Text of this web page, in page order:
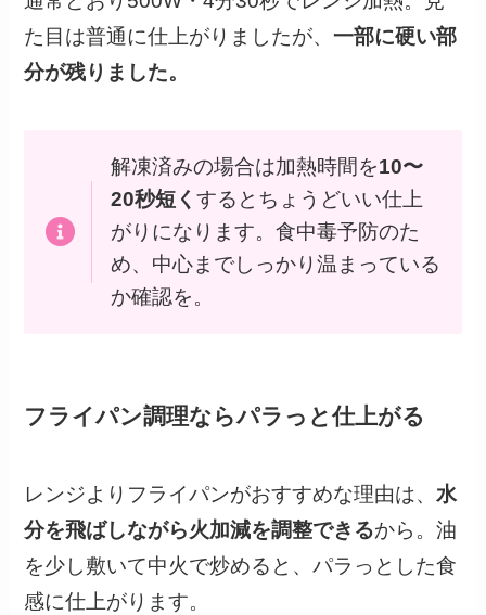
た目は普通に仕上がりましたが、一部に硬い部
分が残りました。
解凍済みの場合は加熱時間を10〜
20秒短くするとちょうどいい仕上
がりになります。食中毒予防のた
め、中心までしっかり温まっている
か確認を。
フライパン調理ならパラっと仕上がる
レンジよりフライパンがおすすめな理由は、水
分を飛ばしながら火加減を調整できるから。油
を少し敷いて中火で炒めると、パラっとした食
感に仕上がります。